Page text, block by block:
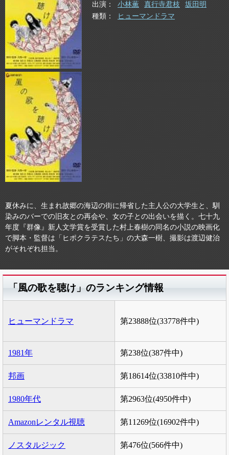
出演
小林薫 真行寺君枝
坂田明
種類
ヒューマンドラマ
夏休みに、生まれ故郷の海辺の街に帰省した主人公の大学生と、馴
染みのバーでの旧友との再会や、女の子との出会いを描く。七十九
年度『群像』新人文学賞を受賞した村上春樹の同名の小説の映画化
で脚本・監督は「ヒポクラテスたち」の大森一樹、撮影は渡辺健治
がそれぞれ担当。
「風の歌を聴け」のランキング情報
ヒューマンドラマ 第23888位(33778件中)
1981年 第238位(387件中)
邦画 第18614位(33810件中)
1980年代 第2963位(4950件中)
Amazonレンタル視聴 第11269位(16902件中)
ノスタルジック 第476位(566件中)